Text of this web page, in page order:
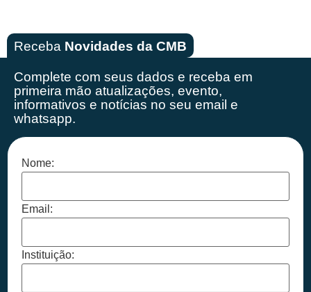
Receba Novidades da CMB
Complete com seus dados e receba em
primeira mão atualizações, evento,
informativos e notícias no seu email e
whatsapp.
Nome:
Email:
Instituição: